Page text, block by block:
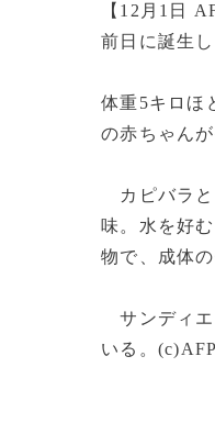
【12月1日
前日に誕生
体重5キロほ
の赤ちゃん
カピバラと
味。水を好
物で、成体
サンディエ
いる。(c)AFP